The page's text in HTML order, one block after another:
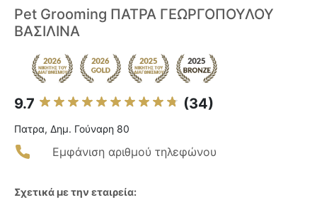
Pet Grooming ΠΑΤΡΑ ΓΕΩΡΓΟΠΟΥΛΟΥ
ΒΑΣΙΛΙΝΑ
9.7 (34)
Πατρα, Δημ. Γούναρη 80
Εμφάνιση αριθμού τηλεφώνου
Σχετικά με την εταιρεία: